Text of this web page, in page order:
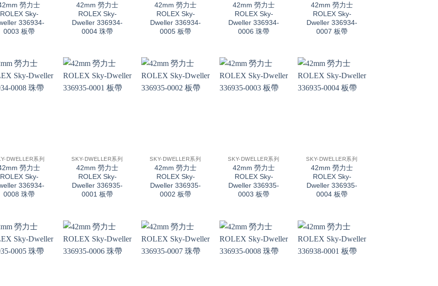
勞力士
ROLEX Sky-
336934-
0003 板帶
42mm 勞力士
ROLEX Sky-
Dweller 336934-
0004 珠帶
42mm 勞力士
ROLEX Sky-
Dweller 336934-
0005 板帶
42mm 勞力士
ROLEX Sky-
Dweller 336934-
0006 珠帶
42mm 勞力士
ROLEX Sky-
Dweller 336934-
0007 板帶
DWELLER系列
勞力士
ROLEX Sky-
336934-
0008 珠帶
SKY-DWELLER系列
42mm 勞力士
ROLEX Sky-
Dweller 336935-
0001 板帶
SKY-DWELLER系列
42mm 勞力士
ROLEX Sky-
Dweller 336935-
0002 板帶
SKY-DWELLER系列
42mm 勞力士
ROLEX Sky-
Dweller 336935-
0003 板帶
SKY-DWELLER系列
42mm 勞力士
ROLEX Sky-
Dweller 336935-
0004 板帶